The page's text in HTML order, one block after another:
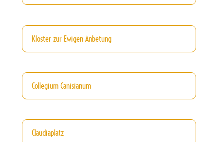
Kloster zur Ewigen Anbetung
Collegium Canisianum
Claudiaplatz